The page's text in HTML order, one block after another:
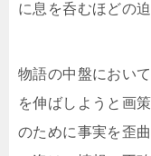
に息を呑むほどの
物語の中盤におい
を伸ばしようと画
のために事実を歪